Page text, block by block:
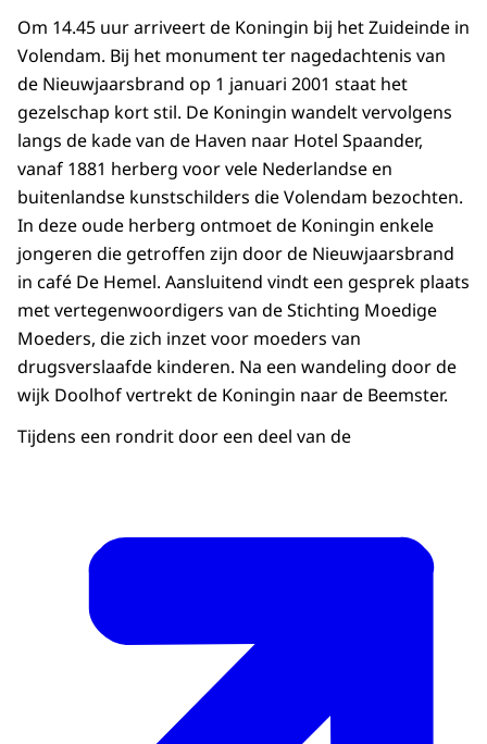
Om 14.45 uur arriveert de Koningin bij het Zuideinde in
Volendam. Bij het monument ter nagedachtenis van
de Nieuwjaarsbrand op 1 januari 2001 staat het
gezelschap kort stil. De Koningin wandelt vervolgens
langs de kade van de Haven naar Hotel Spaander,
vanaf 1881 herberg voor vele Nederlandse en
buitenlandse kunstschilders die Volendam bezochten.
In deze oude herberg ontmoet de Koningin enkele
jongeren die getroffen zijn door de Nieuwjaarsbrand
in café De Hemel. Aansluitend vindt een gesprek plaats
met vertegenwoordigers van de Stichting Moedige
Moeders, die zich inzet voor moeders van
drugsverslaafde kinderen. Na een wandeling door de
wijk Doolhof vertrekt de Koningin naar de Beemster.
Tijdens een rondrit door een deel van de